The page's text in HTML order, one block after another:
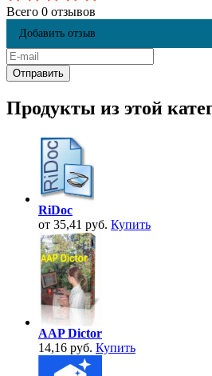
Всего 0 отзывов
Добавить отзыв
Продукты из этой
RiDoc
от 35,41 руб. Купить
AAP Dictor
14,16 руб. Купить